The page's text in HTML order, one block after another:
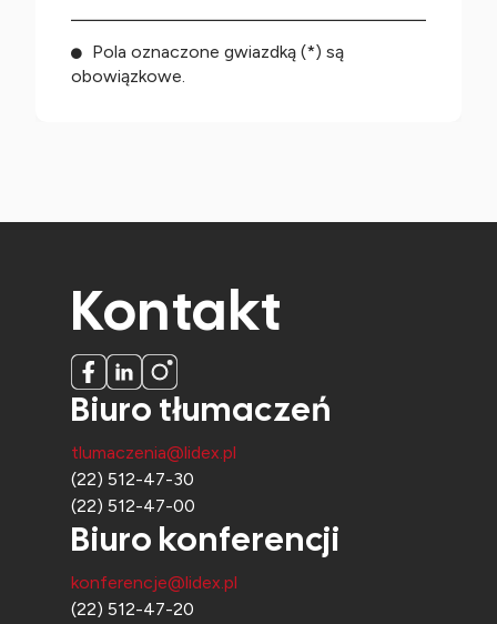
Pola oznaczone gwiazdką (*) są
obowiązkowe.
Kontakt
Biuro tłumaczeń
tlumaczenia@lidex.pl
(22) 512-47-30
(22) 512-47-00
Biuro konferencji
konferencje@lidex.pl
(22) 512-47-20